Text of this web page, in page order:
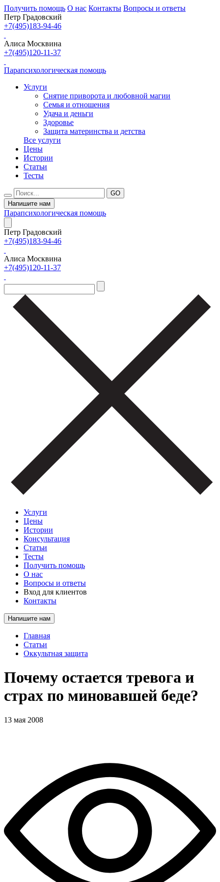
Получить помощь О нас Контакты Вопросы и ответы
Петр Градовский
+7(495)183-94-46
Алиса Москвина
+7(495)120-11-37
Парапсихологическая помощь
Услуги
Снятие приворота и любовной магии
Семья и отношения
Удача и деньги
Здоровье
Защита материнства и детства
Все услуги
Цены
Истории
Статьи
Тесты
Напишите нам
Парапсихологическая помощь
Петр Градовский
+7(495)183-94-46
Алиса Москвина
+7(495)120-11-37
Услуги
Цены
Истории
Консультация
Статьи
Тесты
Получить помощь
О нас
Вопросы и ответы
Вход для клиентов
Контакты
Напишите нам
Главная
Статьи
Оккультная защита
Почему остается тревога и
страх по миновавшей беде?
13 мая 2008